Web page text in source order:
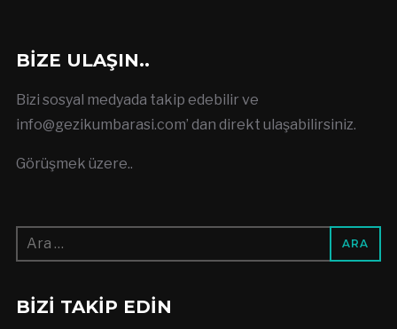
BIZE ULAŞIN..
Bizi sosyal medyada takip edebilir ve
info@gezikumbarasi.com’ dan direkt ulaşabilirsiniz.
Görüşmek üzere..
Arama:
BIZI TAKIP EDIN